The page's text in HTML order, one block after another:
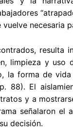
necesaria
resulta
limpieza y uso
la forma de
88). El
y a
señalaron
decisión.